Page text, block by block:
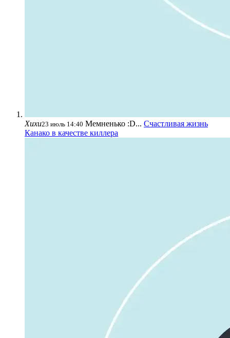
Хихи23 июль 14:40 Мемненько :D... Счастливая жизнь
Канако в качестве киллера